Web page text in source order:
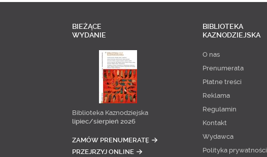
BIEŻĄCE
WYDANIE
Biblioteka Kaznodziejska
lipiec/sierpień 2026
ZAMÓW PRENUMERATĘ
PRZEJRZYJ ONLINE
BIBLIOTEKA
KAZNODZIEJSKA
O nas
Prenumerata
Płatne treści
Reklama
Regulamin
Kontakt
Wydawca
Polityka prywatności